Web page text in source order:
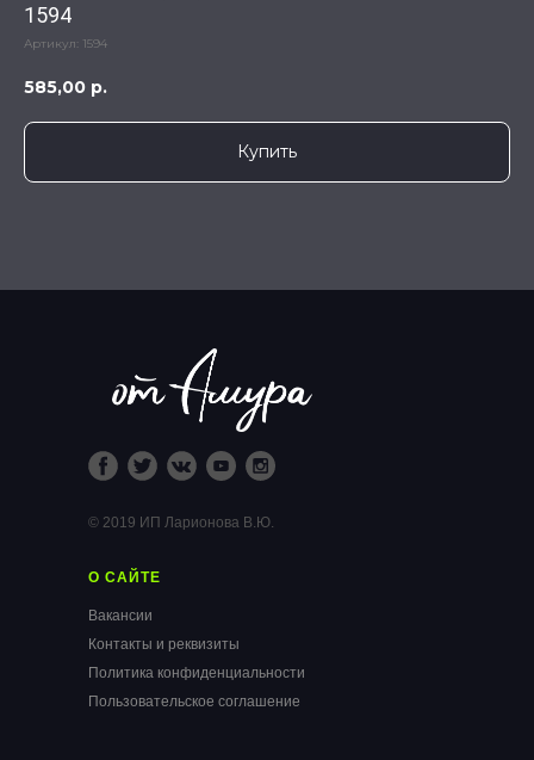
1594
Артикул: 1594
585,00 р.
Купить
О САЙТЕ
Вакансии
Контакты и реквизиты
Политика конфиденциальности
Пользовательское соглашение
© 2019 ИП Ларионова В.Ю.